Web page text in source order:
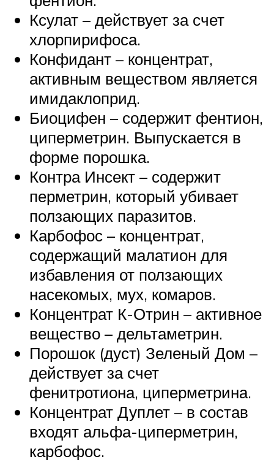
Ксулат – действует за счет
хлорпирифоса.
Конфидант – концентрат,
активным веществом является
имидаклоприд.
Биоцифен – содержит фентион,
циперметрин. Выпускается в
форме порошка.
Контра Инсект – содержит
перметрин, который убивает
ползающих паразитов.
Карбофос – концентрат,
содержащий малатион для
избавления от ползающих
насекомых, мух, комаров.
Концентрат К-Отрин – активное
вещество – дельтаметрин.
Порошок (дуст) Зеленый Дом –
действует за счет
фенитротиона, циперметрина.
Концентрат Дуплет – в состав
входят альфа-циперметрин,
карбофос.